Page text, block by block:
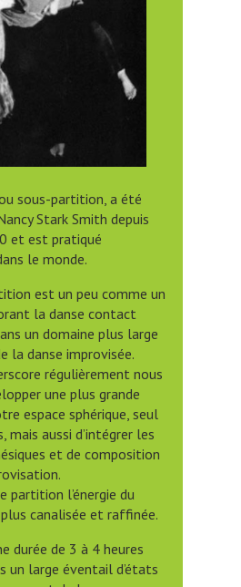
sous-partition, a été
Stark Smith depuis
et est pratiqué
le monde.
est un peu comme un
la danse contact
un domaine plus large
la danse improvisée.
régulièrement nous
une plus grande
espace sphérique, seul
mais aussi d’intégrer les
et de composition
partition l’énergie du
canalisée et raffinée.
durée de 3 à 4 heures
un large éventail d’états